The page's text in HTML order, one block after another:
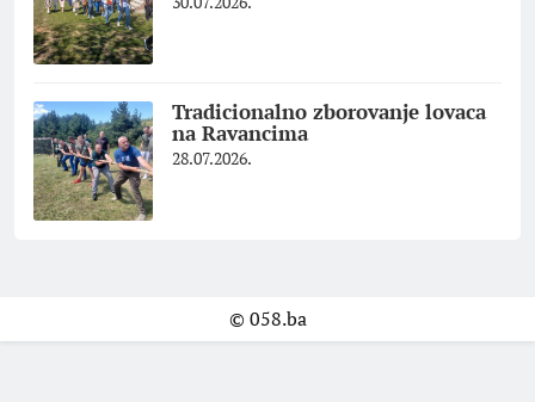
Tradicionalno zborovanje lovaca
na Ravancima
28.07.2026.
© 058.ba